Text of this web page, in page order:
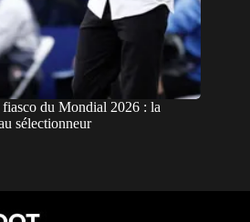
du Mondial 2026 : la
sélectionneur